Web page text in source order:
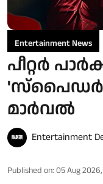
Entertainment News
പീറ്റർ
മാർവൽ
Entertainment
Published on: 05 Aug